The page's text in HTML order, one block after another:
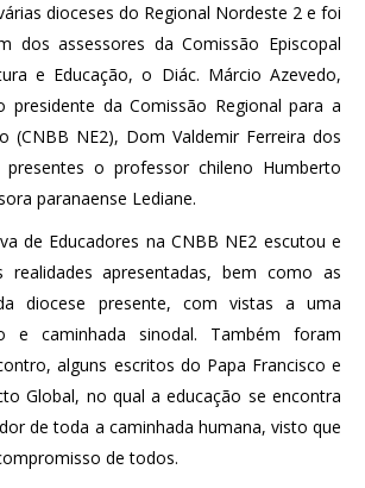
dioceses do Regional Nordeste 2 e foi
dos assessores da Comissão Episcopal
e Educação, o Diác. Márcio Azevedo,
presidente da Comissão Regional para a
(CNBB NE2), Dom Valdemir Ferreira dos
presentes o professor chileno Humberto
paranaense Lediane.
de Educadores na CNBB NE2 escutou e
realidades apresentadas, bem como as
diocese presente, com vistas a uma
e caminhada sinodal. Também foram
alguns escritos do Papa Francisco e
Global, no qual a educação se encontra
de toda a caminhada humana, visto que
de todos.